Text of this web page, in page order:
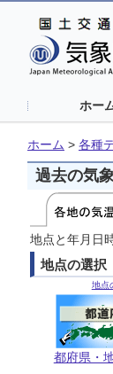
ホー
ホーム > 各種
過去の気
地点と年月日
地点の選択
地点
都府県・